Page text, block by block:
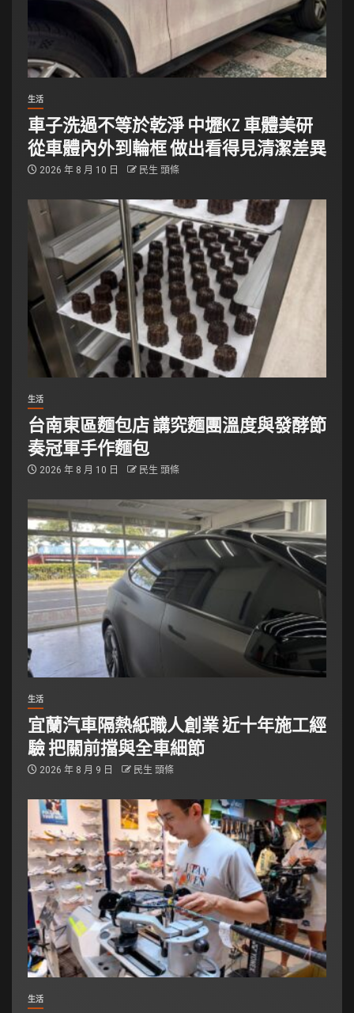
生活
車子洗過不等於乾淨 中壢KZ 車體美研
從車體內外到輪框 做出看得見清潔差異
2026 年 8 月 10 日 民生 頭條
生活
台南東區麵包店 講究麵團溫度與發酵節
奏冠軍手作麵包
2026 年 8 月 10 日 民生 頭條
生活
宜蘭汽車隔熱紙職人創業 近十年施工經
驗 把關前擋與全車細節
2026 年 8 月 9 日 民生 頭條
生活